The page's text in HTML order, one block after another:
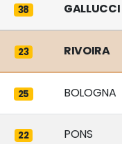
38 GALLUCCI
23 RIVOIRA
25 BOLOGNA
22 PONS